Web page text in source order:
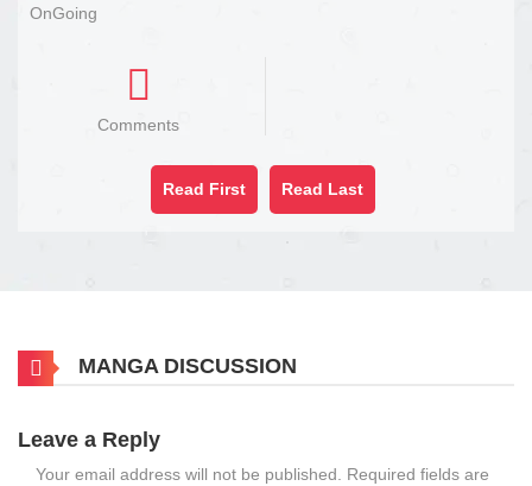
OnGoing
Comments
Read First Read Last
MANGA DISCUSSION
Leave a Reply
Your email address will not be published. Required fields are